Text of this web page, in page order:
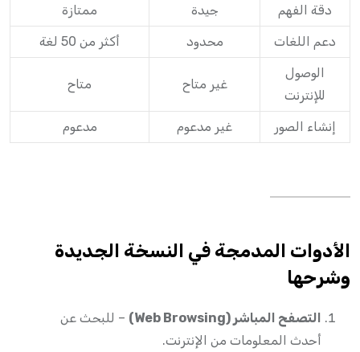
دقة الفهم جيدة ممتازة
دعم اللغات محدود أكثر من 50 لغة
الوصول
للإنترنت
غير متاح متاح
إنشاء الصور غير مدعوم مدعوم
الأدوات المدمجة في النسخة الجديدة
وشرحها
التصفح المباشر (Web Browsing)
– للبحث عن
أحدث المعلومات من الإنترنت.